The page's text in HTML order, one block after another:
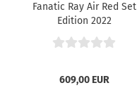
Fanatic Ray Air Red Set
Edition 2022
609,00 EUR